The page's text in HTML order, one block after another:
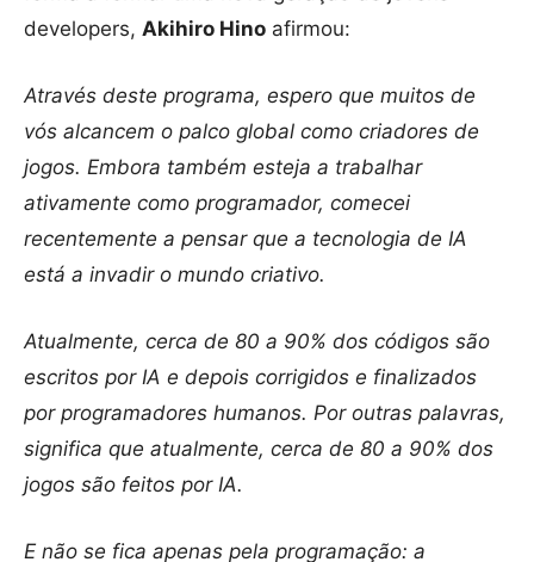
developers, Akihiro Hino afirmou:
Através deste programa, espero que muitos de
vós alcancem o palco global como criadores de
jogos. Embora também esteja a trabalhar
ativamente como programador, comecei
recentemente a pensar que a tecnologia de IA
está a invadir o mundo criativo.
Atualmente, cerca de 80 a 90% dos códigos são
escritos por IA e depois corrigidos e finalizados
por programadores humanos. Por outras palavras,
significa que atualmente, cerca de 80 a 90% dos
jogos são feitos por IA.
E não se fica apenas pela programação: a